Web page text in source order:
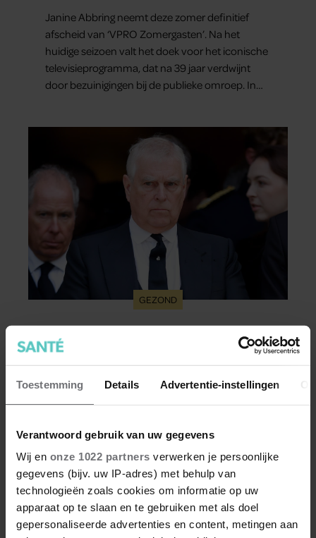
Toestemming Details Advertentie-instellingen
Verantwoord gebruik van uw gegevens
Wij en onze 1022 partners verwerken je persoonlijke
gegevens (bijv. uw IP-adres) met behulp van
technologieën zoals cookies om informatie op uw
apparaat op te slaan en te gebruiken met als doel
gepersonaliseerde advertenties en content, metingen aan
Janine Abbring neemt deze zomer definitief
afscheid van ‘VPRO Zomergasten’. Na het
huidige seizoen valt het doek voor het iconische
televisieprogramma, dat na 39 jaar verdwijnt
door bezuinigingen bij de publieke omroep. In
Hoewel ze uitkijkt naar de laatste reeks, vindt ze
het ook verdrietig dat een televisieklassieker
verdwijnt.
GEZOND
Voormalig prins Andrew werd
achtervolgd door vermeende stalker
zijn nieuwe details bekend geworden over een
incident waarbij voormalig prins Andrew